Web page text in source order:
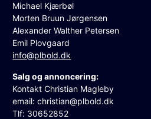
Michael Kjærbøl
Morten Bruun Jørgensen
Alexander Walther Petersen
Emil Plovgaard
info@plbold.dk
Salg og annoncering:
Kontakt Christian Magleby
email:christian@plbold.dk
Tlf: 30652852